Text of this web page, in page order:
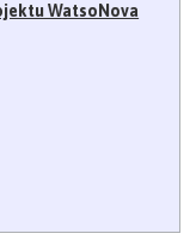
WatsoNova